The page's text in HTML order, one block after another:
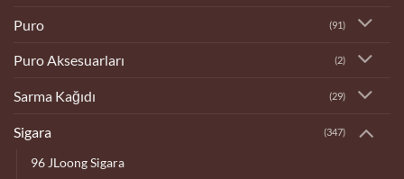
Puro (91)
Puro Aksesuarları (2)
Sarma Kağıdı (29)
Sigara (347)
96 JLoong Sigara